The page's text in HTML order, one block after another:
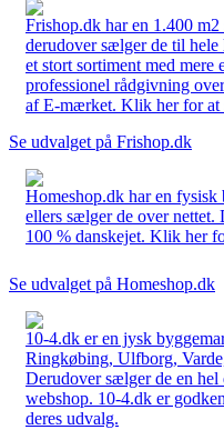
Frishop.dk har en 1.400
derudover sælger de til hele
et stort sortiment med
professionel rådgivning
af E-mærket. Klik her for at
Se udvalget på Frishop.dk
Homeshop.dk har en
ellers sælger de over nettet.
100 % danskejet. Klik her
Se udvalget på Homeshop.dk
10-4.dk er en jysk
Ringkøbing, Ulfborg,
Derudover sælger de en hel
webshop. 10-4.dk er
deres udvalg.